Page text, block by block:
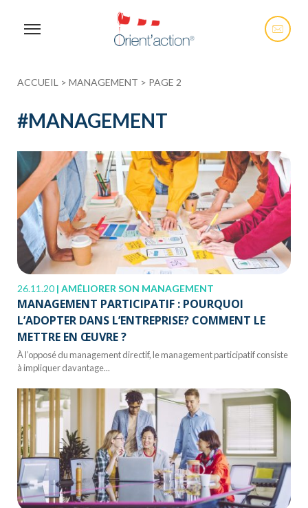
ACCUEIL > MANAGEMENT > PAGE 2
#MANAGEMENT
26.11.20 | AMÉLIORER SON MANAGEMENT
MANAGEMENT PARTICIPATIF : POURQUOI
L’ADOPTER DANS L’ENTREPRISE? COMMENT LE
METTRE EN ŒUVRE ?
À l’opposé du management directif, le management participatif consiste
à impliquer davantage...